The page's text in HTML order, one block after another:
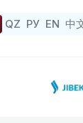
QZ РУ EN 中